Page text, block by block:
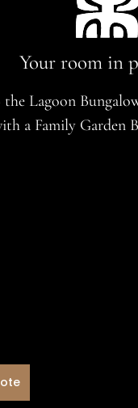
Your room in
Lagoon
a Family Garden